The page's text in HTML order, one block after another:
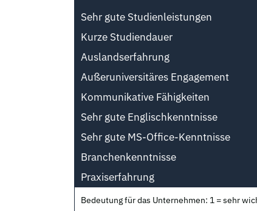
Sehr gute Studienleistungen
Kurze Studiendauer
Auslandserfahrung
Außeruniversitäres Engagement
Kommunikative Fähigkeiten
Sehr gute Englischkenntnisse
Sehr gute MS-Office-Kenntnisse
Branchenkenntnisse
Praxiserfahrung
Bedeutung für das Unternehmen: 1 = sehr